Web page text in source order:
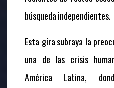
búsqueda independientes.
Esta gira subraya la
una de las crisis
América Latina,